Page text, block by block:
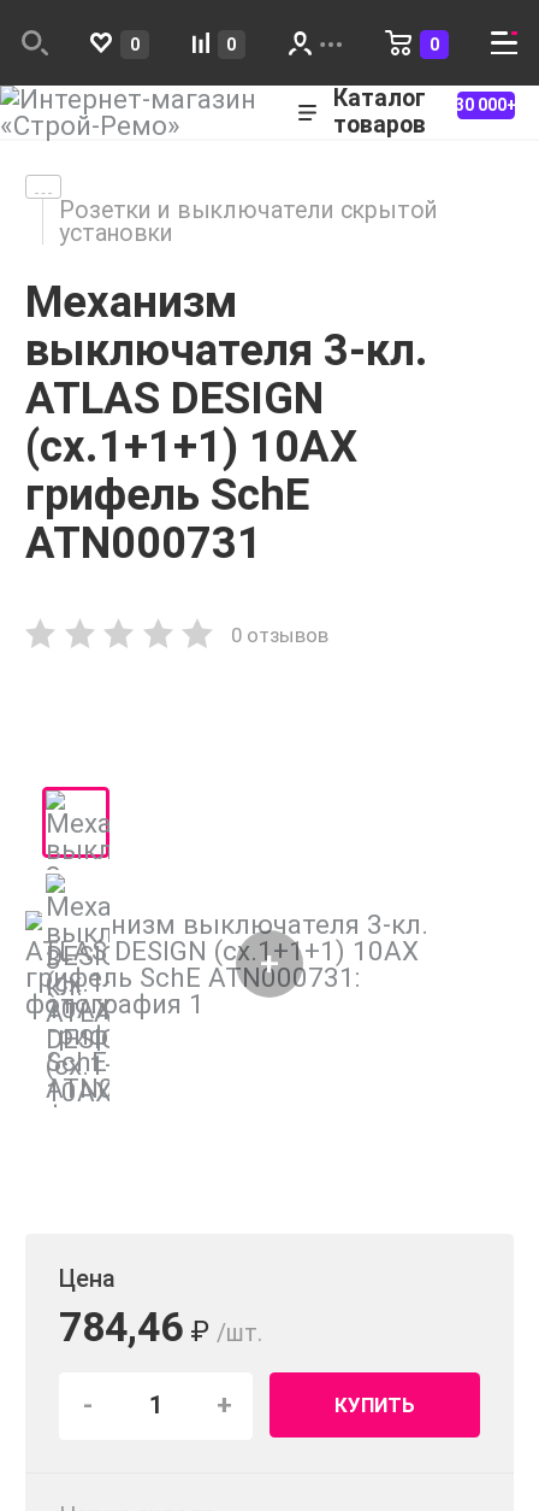
0 0 0
Каталог
товаров
30 000+
Розетки и выключатели скрытой
установки
Механизм
выключателя 3-кл.
ATLAS DESIGN
(сх.1+1+1) 10АХ
грифель SchE
ATN000731
0 отзывов
Цена
784,46 ₽ /шт.
- + КУПИТЬ